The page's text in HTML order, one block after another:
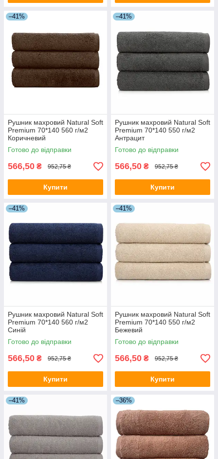
–41%
Рушник махровий Natural Soft
Premium 70*140 560 г/м2
Коричневий
Готово до відправки
566,50 ₴ 952,75 ₴
Купити
–41%
Рушник махровий Natural Soft
Premium 70*140 550 г/м2
Антрацит
Готово до відправки
566,50 ₴ 952,75 ₴
Купити
–41%
Рушник махровий Natural Soft
Premium 70*140 560 г/м2
Синій
Готово до відправки
566,50 ₴ 952,75 ₴
Купити
–41%
Рушник махровий Natural Soft
Premium 70*140 550 г/м2
Бежевий
Готово до відправки
566,50 ₴ 952,75 ₴
Купити
–41% –36%